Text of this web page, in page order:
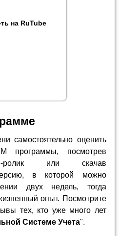
на RuTube
самостоятельно оценить
программы, посмотрев
ролик или скачав
в которой можно
двух недель, тогда
опыт. Посмотрите
тех, кто уже много лет
Системе Учета".